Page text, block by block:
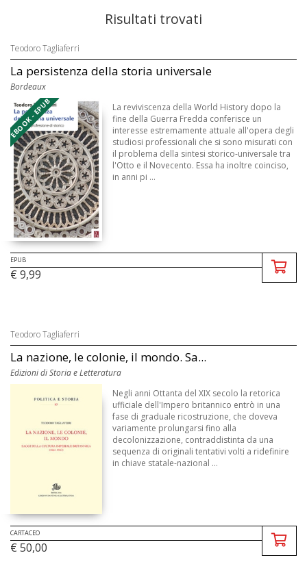
Risultati trovati
Teodoro Tagliaferri
La persistenza della storia universale
Bordeaux
EBOOK - EPUB
La reviviscenza della World History dopo la
fine della Guerra Fredda conferisce un
interesse estremamente attuale all'opera degli
studiosi professionali che si sono misurati con
il problema della sintesi storico-universale tra
l'Otto e il Novecento. Essa ha inoltre coinciso,
in anni pi ...
EPUB
€ 9,99
Teodoro Tagliaferri
La nazione, le colonie, il mondo. Sa...
Edizioni di Storia e Letteratura
Negli anni Ottanta del XIX secolo la retorica
ufficiale dell'Impero britannico entrò in una
fase di graduale ricostruzione, che doveva
variamente prolungarsi fino alla
decolonizzazione, contraddistinta da una
sequenza di originali tentativi volti a ridefinire
in chiave statale-nazional ...
CARTACEO
€ 50,00